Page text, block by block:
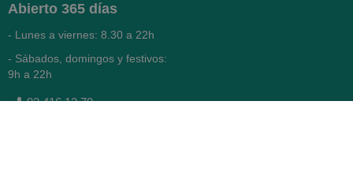
Abierto 365 días
- Lunes a viernes: 8.30 a 22h
- Sábados, domingos y festivos:
9h a 22h
93 416 12 70